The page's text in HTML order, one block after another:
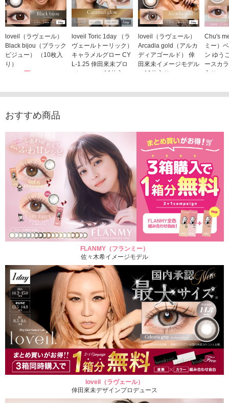
loveil（ラヴェール）
Black bijou（ブラック
ビジュー） （10枚入
り）
1,760円
loveil Toric 1day （ラ
ヴェールトーリック）
キャラメルグロー CY
L-1.25 倖田來未プロ
デュース （10枚入
1,760円(税込)
loveil（ラヴェール）
Arcadia gold（アルカ
ディアゴールド） 倖
田來未イメージモデル
（10枚入り）
Chu's
ミー）
ン ゆう
ースカ
入り）
おすすめ商品
FLANMY（フランミー）
佐々木希イメージモデル
loveil（ラヴェール）
倖田來未デザインプロデュース